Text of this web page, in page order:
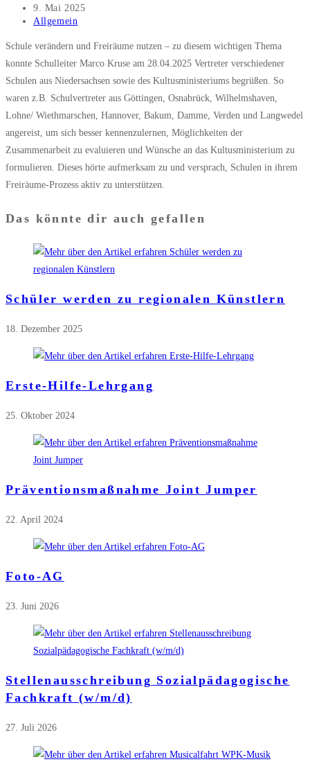
Autor:
Beitrag
veröffentlicht:
9. Mai 2025
Beitrags-
Allgemein
Schule verändern und Freiräume nutzen – zu diesem wichtigen Thema
konnte Schulleiter Marco Kruse am 28.04.2025 Vertreter verschiedener
Schulen aus Niedersachsen sowie des Kultusministeriums begrüßen. So
waren z.B. Schulvertreter aus Göttingen, Osnabrück, Wilhelmshaven,
Lohne/ Wiethmarschen, Hannover, Bakum, Damme, Verden und Langwedel
angereist, um sich besser kennenzulernen, Möglichkeiten der
Zusammenarbeit zu evaluieren und Wünsche an das Kultusministerium zu
formulieren. Dieses hörte aufmerksam zu und versprach, Schulen in ihrem
Freiräume-Prozess aktiv zu unterstützen.
Das könnte dir auch gefallen
Schüler werden zu regionalen Künstlern
18. Dezember 2025
Erste-Hilfe-Lehrgang
25. Oktober 2024
Präventionsmaßnahme Joint Jumper
22. April 2024
Foto-AG
23. Juni 2026
Stellenausschreibung Sozialpädagogische
Fachkraft (w/m/d)
27. Juli 2026